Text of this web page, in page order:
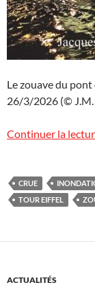
Le zouave du pont
26/3/2026 (©
Continuer la
CRUE
TOUR EIFFEL
ACTUALITÉS